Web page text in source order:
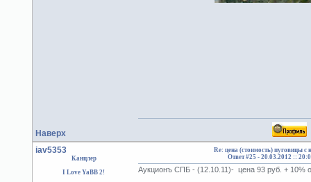
Наверх
iav5353
Канцлер
I Love YaBB 2!
Re: цена (стоимость) пуговицы с
Ответ #25 - 20.03.2012 ::
Аукционъ СПБ - (12.10.11)- цена 93 руб. + 10%